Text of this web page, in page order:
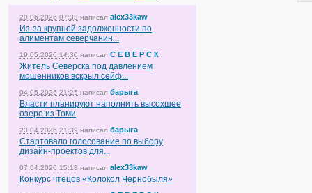
20.06.2026 07:33 написал alex33kaw
Из-за крупной задолженности по
алиментам северчанин...
19.05.2026 14:30 написал С Е В Е Р С К
Житель Северска под давлением
мошенников вскрыл сейф...
04.05.2026 21:25 написал барыга
Власти планируют наполнить высохшее
озеро из Томи
23.04.2026 21:39 написал барыга
Стартовало голосование по выбору
дизайн-проектов для...
07.04.2026 15:18 написал alex33kaw
Конкурс чтецов «Колокол Чернобыля»